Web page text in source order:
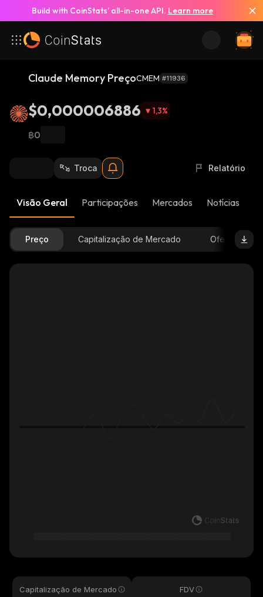
Build with CoinStats’ all-in-one API. Learn more
Claude Memory PreçoCMEM #11936
$0,000006886 1,3%
฿0
Troca Relatório
Visão Geral Participações Mercados Notícias
Preço Capitalização de Mercado Oferta
Capitalização de Mercado FDV